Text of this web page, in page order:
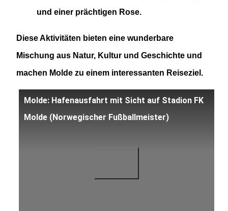
und einer prächtigen Rose​​.
Diese Aktivitäten bieten eine wunderbare
Mischung aus Natur, Kultur und Geschichte und
machen Molde zu einem interessanten Reiseziel.
Molde: Hafenausfahrt mit Sicht auf Stadion FK
Molde (Norwegischer Fußballmeister)